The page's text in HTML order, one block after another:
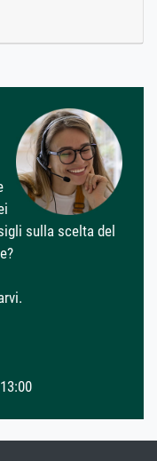
sulla scelta del